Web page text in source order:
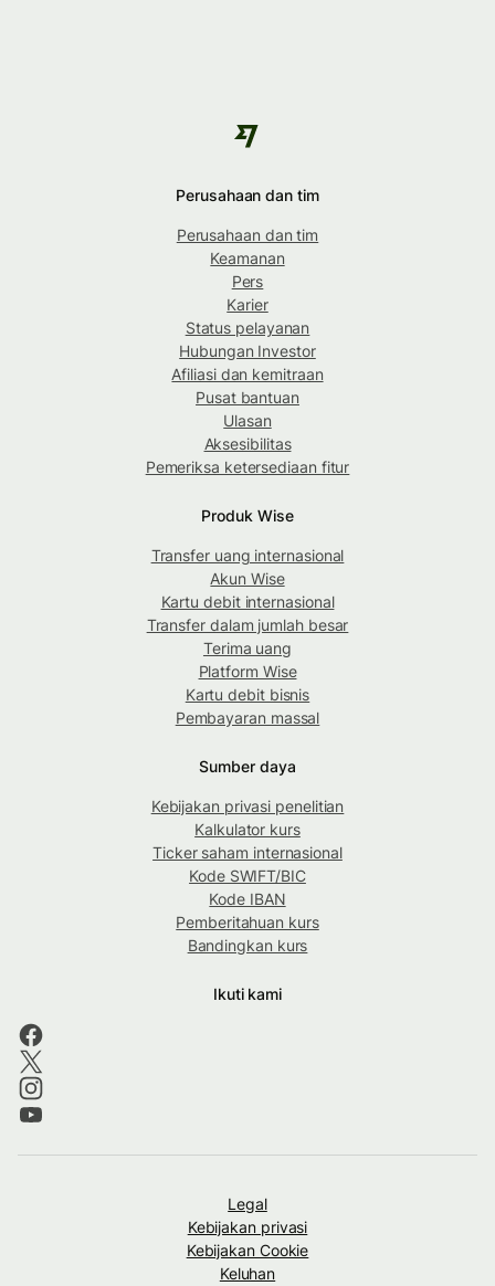
Perusahaan dan tim
Perusahaan dan tim
Keamanan
Pers
Karier
Status pelayanan
Hubungan Investor
Afiliasi dan kemitraan
Pusat bantuan
Ulasan
Aksesibilitas
Pemeriksa ketersediaan fitur
Produk Wise
Transfer uang internasional
Akun Wise
Kartu debit internasional
Transfer dalam jumlah besar
Terima uang
Platform Wise
Kartu debit bisnis
Pembayaran massal
Sumber daya
Kebijakan privasi penelitian
Kalkulator kurs
Ticker saham internasional
Kode SWIFT/BIC
Kode IBAN
Pemberitahuan kurs
Bandingkan kurs
Ikuti kami
Legal
Kebijakan privasi
Kebijakan Cookie
Keluhan